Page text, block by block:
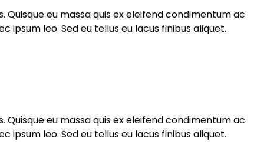
eu massa quis ex eleifend condimentum ac
ipsum leo. Sed eu tellus eu lacus finibus aliquet.
eu massa quis ex eleifend condimentum ac
ipsum leo. Sed eu tellus eu lacus finibus aliquet.